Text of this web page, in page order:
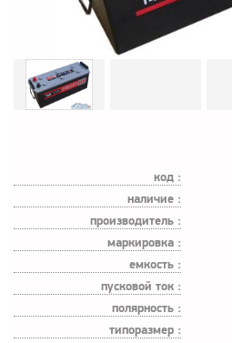
код :
наличие :
производитель :
маркировка :
емкость :
пусковой ток :
полярность :
типоразмер :